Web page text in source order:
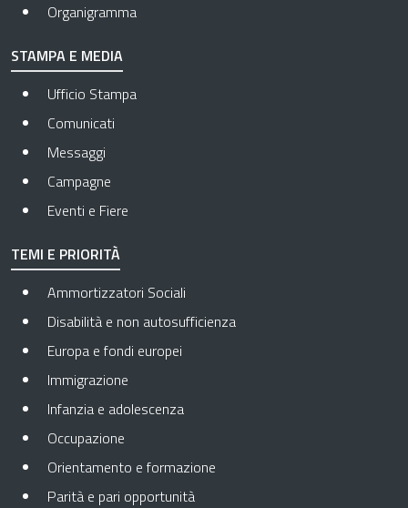
Organigramma
STAMPA E MEDIA
Ufficio Stampa
Comunicati
Messaggi
Campagne
Eventi e Fiere
TEMI E PRIORITÀ
Ammortizzatori Sociali
Disabilità e non autosufficienza
Europa e fondi europei
Immigrazione
Infanzia e adolescenza
Occupazione
Orientamento e formazione
Parità e pari opportunità